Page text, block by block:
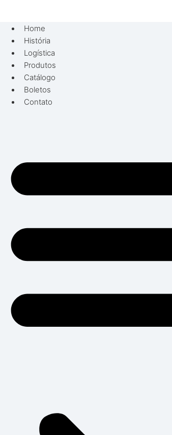
conteúdo
Home
História
Logística
Produtos
Catálogo
Boletos
Contato